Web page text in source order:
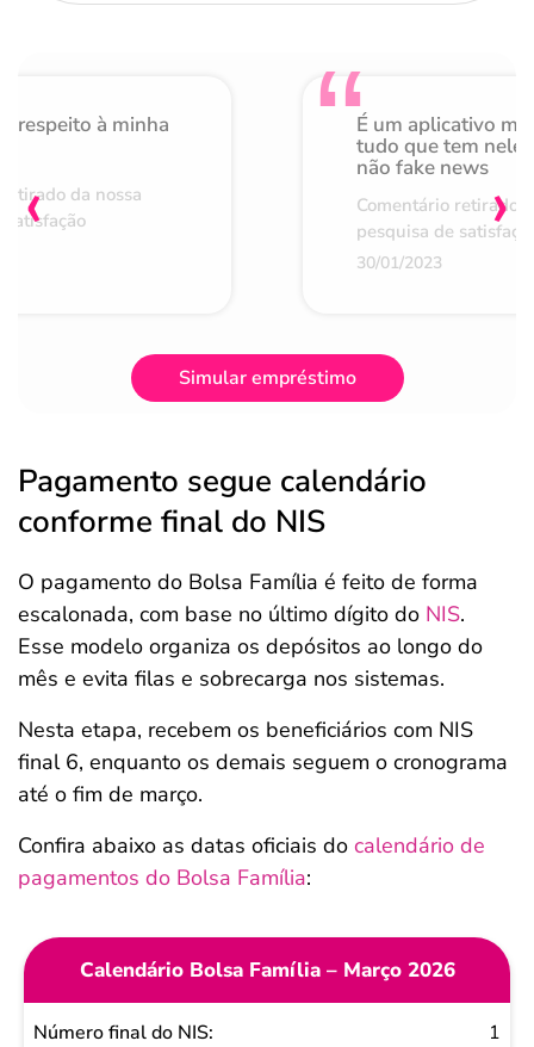
respeito à minha
da nossa
É um aplicativo
tudo que tem nele
não fake news
Comentário retirado
pesquisa de
30/01/2023
‹ ›
Simular empréstimo
Pagamento segue calendário
conforme final do NIS
O pagamento do Bolsa Família é feito de forma
escalonada, com base no último dígito do NIS.
Esse modelo organiza os depósitos ao longo do
mês e evita filas e sobrecarga nos sistemas.
Nesta etapa, recebem os beneficiários com NIS
final 6, enquanto os demais seguem o cronograma
até o fim de março.
Confira abaixo as datas oficiais do calendário de
pagamentos do Bolsa Família:
Calendário Bolsa Família – Março 2026
Número
1